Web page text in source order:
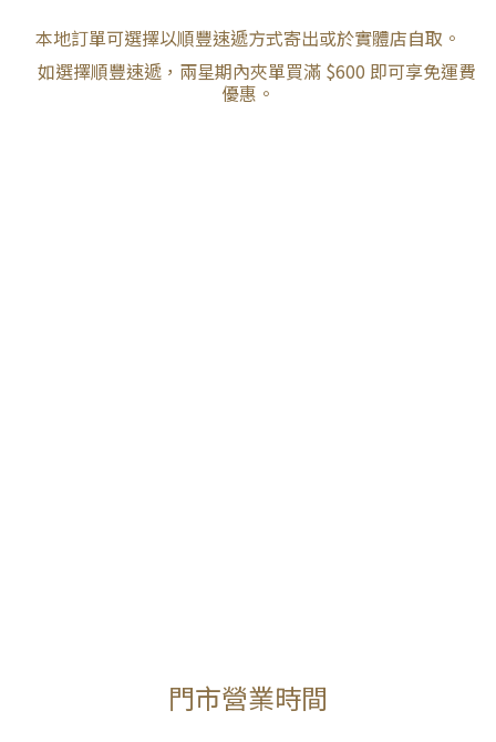
本地訂單可選擇以順豐速遞方式寄出或於實體店自取。
如選擇順豐速遞，兩星期內夾單買滿 $600 即可享免運費
優惠。
門市營業時間